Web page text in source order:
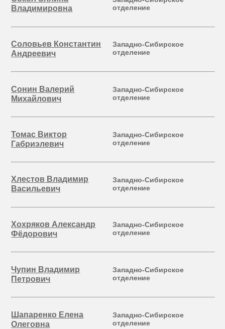
Владимировна
отделение
Соловьев Константин
Андреевич
Западно-Сибирское
отделение
Сонин Валерий
Михайлович
Западно-Сибирское
отделение
Томас Виктор
Габриэлевич
Западно-Сибирское
отделение
Хлестов Владимир
Васильевич
Западно-Сибирское
отделение
Хохряков Александр
Фёдорович
Западно-Сибирское
отделение
Чупин Владимир
Петрович
Западно-Сибирское
отделение
Шапаренко Елена
Олеговна
Западно-Сибирское
отделение